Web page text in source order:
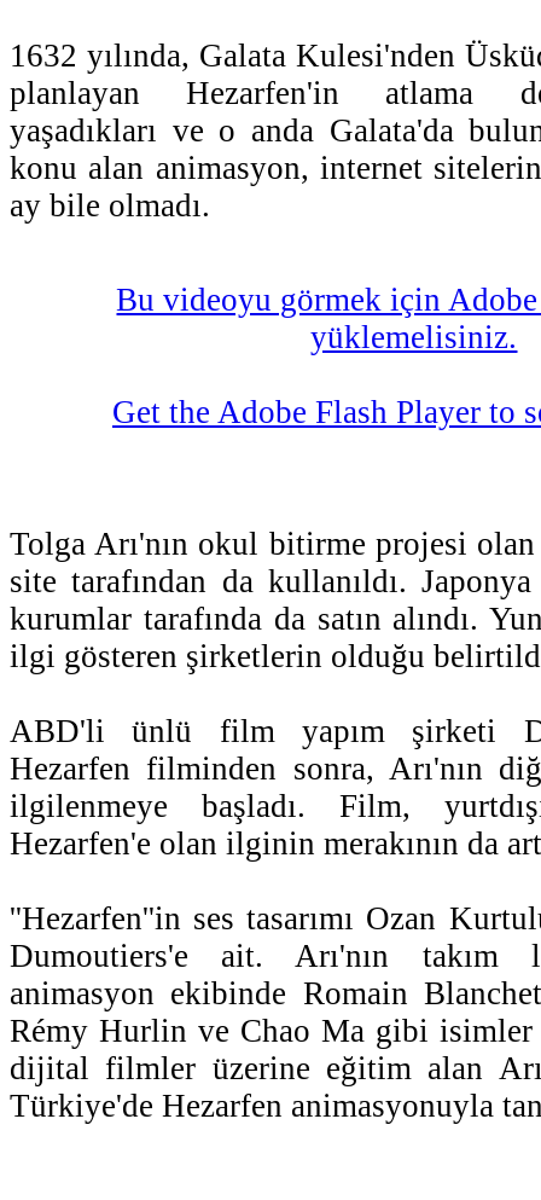
1632 yılında, Galata Kulesi'nden
planlayan Hezarfen'in atlama
yaşadıkları ve o anda Galata'da
konu alan animasyon, internet
ay bile olmadı.
Bu videoyu görmek için
yüklemelisiniz.
Get the Adobe Flash Player to
Tolga Arı'nın okul bitirme projesi
site tarafından da kullanıldı.
kurumlar tarafında da satın alındı.
ilgi gösteren şirketlerin olduğu
ABD'li ünlü film yapım şirketi
Hezarfen filminden sonra, Arı'nın
ilgilenmeye başladı. Film,
Hezarfen'e olan ilginin merakının da
''Hezarfen''in ses tasarımı Ozan
Dumoutiers'e ait. Arı'nın takım
animasyon ekibinde Romain
Rémy Hurlin ve Chao Ma gibi isimler
dijital filmler üzerine eğitim alan
Türkiye'de Hezarfen animasyonuyla